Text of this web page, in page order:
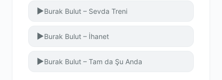
▶Burak Bulut – Sevda Treni
▶Burak Bulut – İhanet
▶Burak Bulut – Tam da Şu Anda